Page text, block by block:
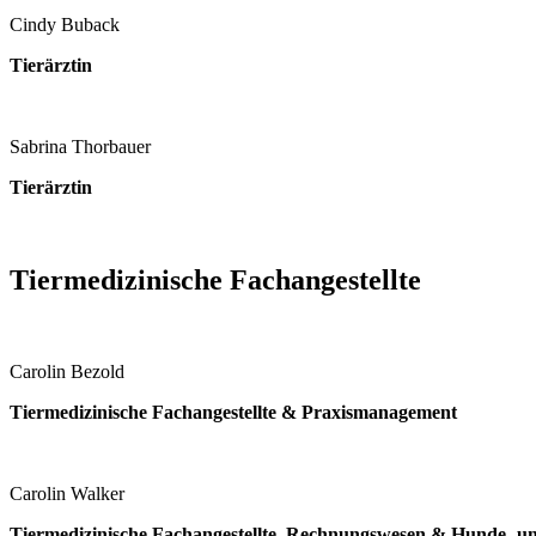
Cindy Buback
Tierärztin
Sabrina Thorbauer
Tierärztin
Tiermedizinische Fachangestellte
Carolin Bezold
Tiermedizinische Fachangestellte & Praxismanagement
Carolin Walker